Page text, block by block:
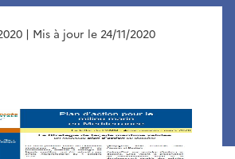
| Mis à jour le 24/11/2020